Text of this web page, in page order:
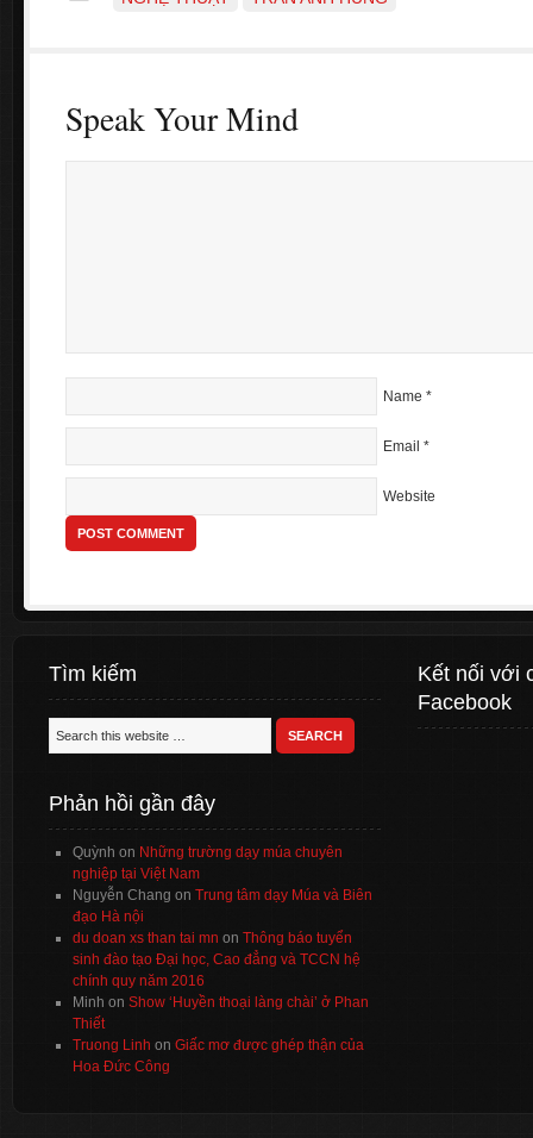
Speak Your Mind
Name *
Email *
Website
Tìm kiếm
Phản hồi gần đây
Quỳnh on Những trường dạy múa chuyên
nghiệp tại Việt Nam
Nguyễn Chang on Trung tâm dạy Múa và Biên
đạo Hà nội
du doan xs than tai mn on Thông báo tuyển
sinh đào tạo Đại học, Cao đẳng và TCCN hệ
chính quy năm 2016
Minh on Show ‘Huyền thoại làng chài’ ở Phan
Thiết
Truong Linh on Giấc mơ được ghép thận của
Hoa Đức Công
Kết nối với
Facebook